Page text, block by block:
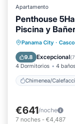
Apartamento
Penthouse
Piscina y
Panama City ·
9.8 Excepcional(
4 Dormitorios 4 baños
Chimenea/
Balcón/
€641/noche
7 noches - €4,487